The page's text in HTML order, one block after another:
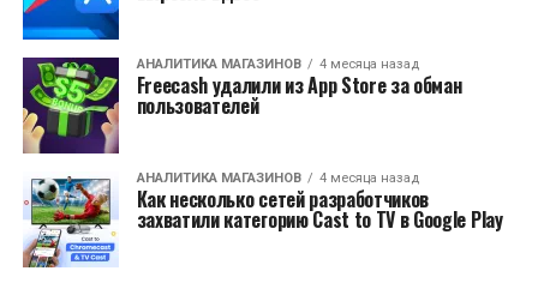
АНАЛИТИКА МАГАЗИНОВ 4 месяца назад
Freecash удалили из App Store за обман
пользователей
АНАЛИТИКА МАГАЗИНОВ 4 месяца назад
Как несколько сетей разработчиков
захватили категорию Cast to TV в Google Play